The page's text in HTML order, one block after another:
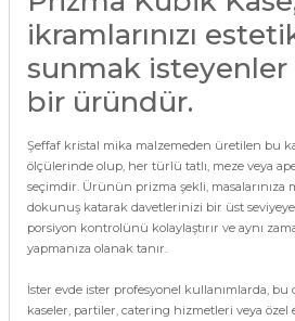
ikramlarınızı
sunmak isteyenler
bir üründür.
Şeffaf kristal mika malzemeden üretilen bu
ölçülerinde olup, her türlü tatlı, meze veya
seçimdir. Ürünün prizma şekli, masalarınıza
dokunuş katarak davetlerinizi bir üst seviyeye
porsiyon kontrolünü kolaylaştırır ve aynı
yapmanıza olanak tanır.
İster evde ister profesyonel kullanımlarda, bu
kaseler, partiler, catering hizmetleri veya